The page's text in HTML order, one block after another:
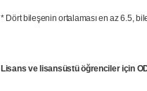
* Dört bileşenin ortalaması en az 6.5,
Lisans ve lisansüstü öğrenciler için